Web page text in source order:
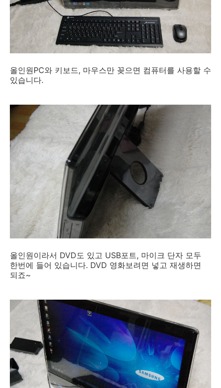
올인원PC와 키보드, 마우스만 꽂으면 컴퓨터를 사용할 수
있습니다.
올인원이라서 DVD도 있고 USB포트, 마이크 단자 모두
한번에 들어 있습니다. DVD 영화보려면 넣고 재생하면
되죠~